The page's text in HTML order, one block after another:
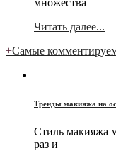
Читать далее...
+Самые
Тренды макияжа на
Стиль макияжа
раз и